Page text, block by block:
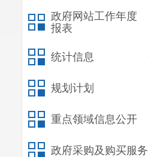
政府网站工作年度
报表
统计信息
规划计划
重点领域信息公开
政府采购及购买服务